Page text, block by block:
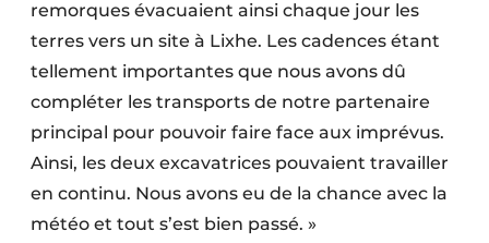
remorques évacuaient ainsi chaque jour les
terres vers un site à Lixhe. Les cadences étant
tellement importantes que nous avons dû
compléter les transports de notre partenaire
principal pour pouvoir faire face aux imprévus.
Ainsi, les deux excavatrices pouvaient travailler
en continu. Nous avons eu de la chance avec la
météo et tout s’est bien passé. »